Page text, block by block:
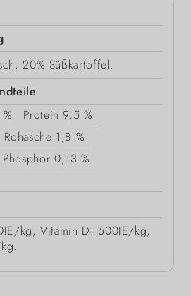
20% Süßkartoffel.
Protein 9,5 %
Rohasche 1,8 %
Phosphor 0,13 %
kg, Vitamin D: 600IE/kg,